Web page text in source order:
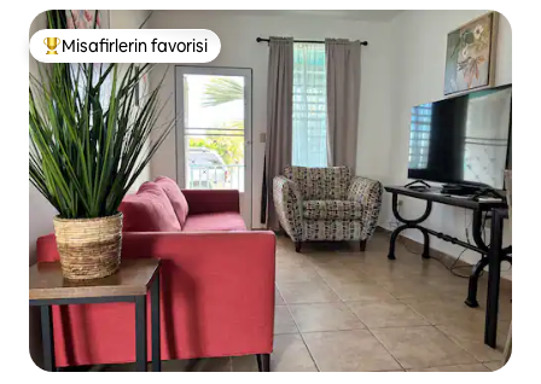
Misafirlerin favorilerinden en beğenilenler arasında
Misafirlerin favorisi